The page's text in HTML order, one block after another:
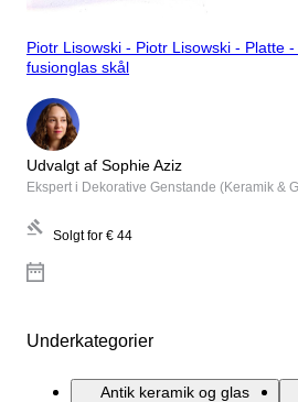
Piotr Lisowski - Piotr Lisowski - Platte
fusionglas skål
Udvalgt af Sophie Aziz
Ekspert i Dekorative Genstande (Keramik &
Solgt for € 44
Underkategorier
Antik keramik og glas